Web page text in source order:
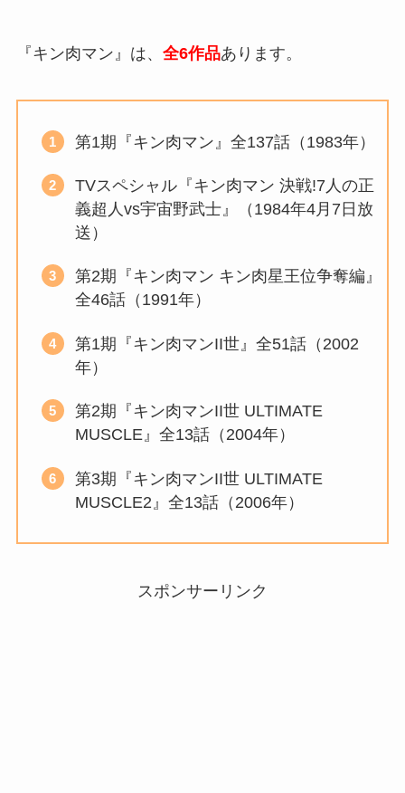
『キン肉マン』は、 全6作品あります。
第1期『キン肉マン』全137話（1983年）
TVスペシャル『キン肉マン 決戦!7人の正
義超人vs宇宙野武士』（1984年4月7日放
送）
第2期『キン肉マン キン肉星王位争奪編』
全46話（1991年）
第1期『キン肉マンII世』全51話（2002
年）
第2期『キン肉マンII世 ULTIMATE
MUSCLE』全13話（2004年）
第3期『キン肉マンII世 ULTIMATE
MUSCLE2』全13話（2006年）
スポンサーリンク